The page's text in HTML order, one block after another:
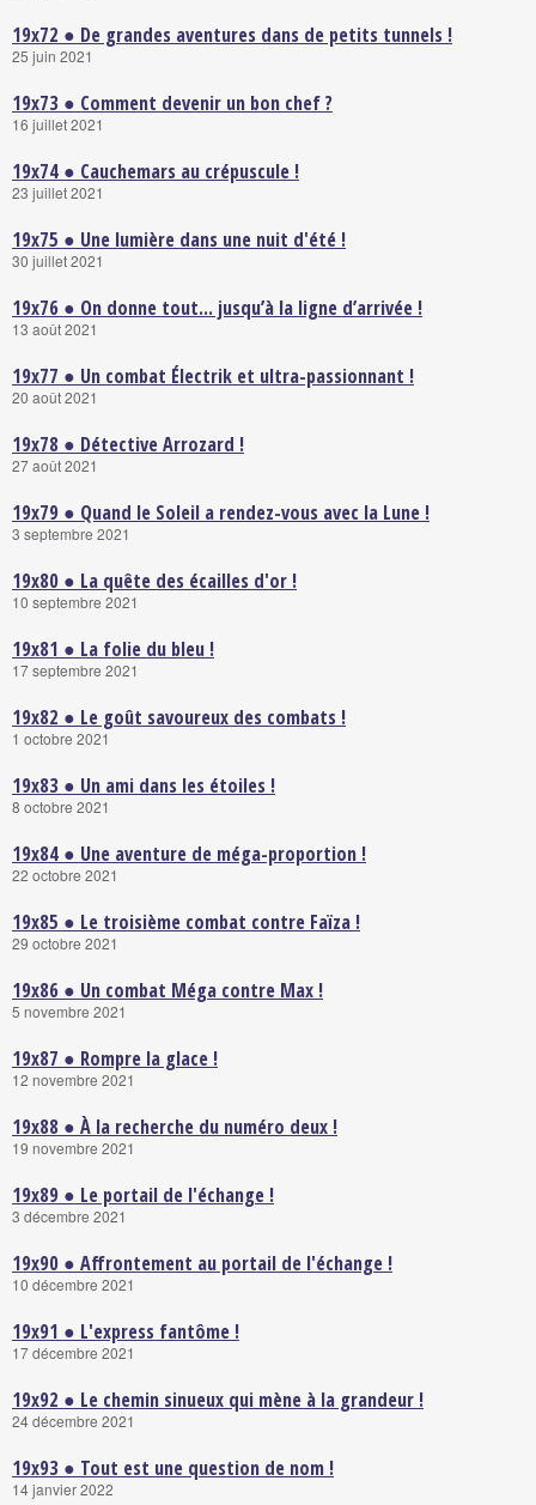
19x72 ● De grandes aventures dans de petits tunnels !
25 juin 2021
19x73 ● Comment devenir un bon chef ?
16 juillet 2021
19x74 ● Cauchemars au crépuscule !
23 juillet 2021
19x75 ● Une lumière dans une nuit d'été !
30 juillet 2021
19x76 ● On donne tout... jusqu’à la ligne d’arrivée !
13 août 2021
19x77 ● Un combat Électrik et ultra-passionnant !
20 août 2021
19x78 ● Détective Arrozard !
27 août 2021
19x79 ● Quand le Soleil a rendez-vous avec la Lune !
3 septembre 2021
19x80 ● La quête des écailles d'or !
10 septembre 2021
19x81 ● La folie du bleu !
17 septembre 2021
19x82 ● Le goût savoureux des combats !
1 octobre 2021
19x83 ● Un ami dans les étoiles !
8 octobre 2021
19x84 ● Une aventure de méga-proportion !
22 octobre 2021
19x85 ● Le troisième combat contre Faïza !
29 octobre 2021
19x86 ● Un combat Méga contre Max !
5 novembre 2021
19x87 ● Rompre la glace !
12 novembre 2021
19x88 ● À la recherche du numéro deux !
19 novembre 2021
19x89 ● Le portail de l'échange !
3 décembre 2021
19x90 ● Affrontement au portail de l'échange !
10 décembre 2021
19x91 ● L'express fantôme !
17 décembre 2021
19x92 ● Le chemin sinueux qui mène à la grandeur !
24 décembre 2021
19x93 ● Tout est une question de nom !
14 janvier 2022